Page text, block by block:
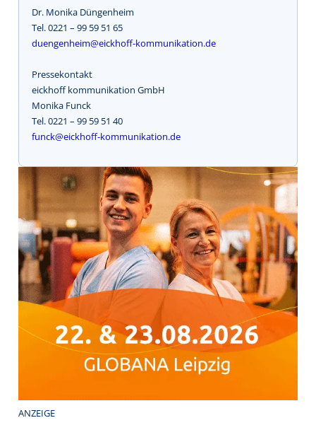
Dr. Monika Düngenheim
Tel. 0221 – 99 59 51 65
duengenheim@eickhoff-kommunikation.de
Pressekontakt
eickhoff kommunikation GmbH
Monika Funck
Tel. 0221 – 99 59 51 40
funck@eickhoff-kommunikation.de
ANZEIGE